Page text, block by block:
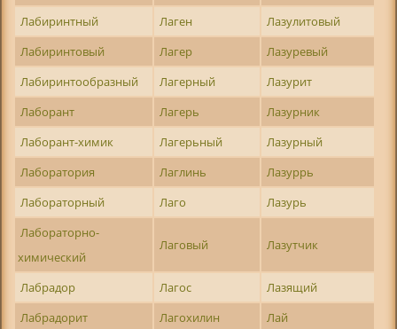
Лабиринтный
Лаген
Лазулитовый
Лабиринтовый
Лагер
Лазуревый
Лабиринтообразный
Лагерный
Лазурит
Лаборант
Лагерь
Лазурник
Лаборант-химик
Лагерьный
Лазурный
Лаборатория
Лаглинь
Лазуррь
Лабораторный
Лаго
Лазурь
Лабораторно-
химический
Лаговый Лазутчик
Лабрадор Лагос
Лазящий
Лабрадорит
Лагохилин
Лай